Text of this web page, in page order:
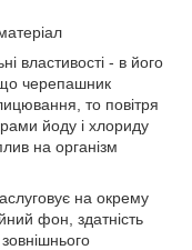
властивості - в його
черепашник
то повітря
йоду і хлориду
на організм
на окрему
фон, здатність